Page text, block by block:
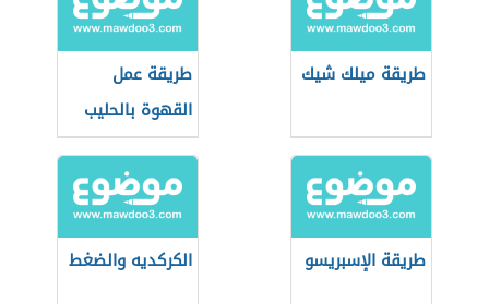
طريقة ميلك شيك
طريقة عمل
القهوة بالحليب
طريقة الإسبريسو الكركديه والضغط